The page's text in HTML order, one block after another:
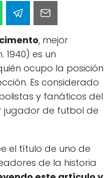
, mejor
1940) es un
ocupo la posición
Es considerado
y fanáticos del
jugador de futbol de
el título de uno de
de la historia